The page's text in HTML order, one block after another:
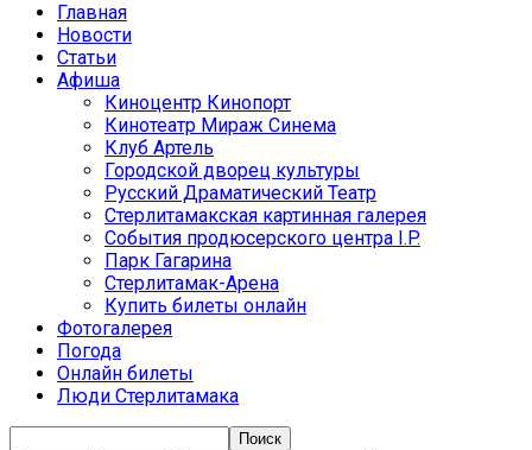
Главная
Новости
Статьи
Афиша
Киноцентр Кинопорт
Кинотеатр Мираж Синема
Клуб Артель
Городской дворец культуры
Русский Драматический Театр
Стерлитамакская картинная галерея
События продюсерского центра I.P.
Парк Гагарина
Стерлитамак-Арена
Купить билеты онлайн
Фотогалерея
Погода
Онлайн билеты
Люди Стерлитамака